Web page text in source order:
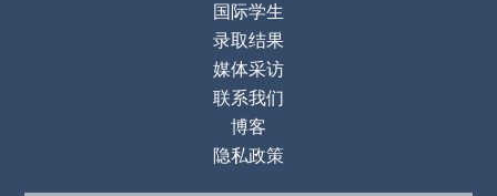
国际学生
录取结果
媒体采访
联系我们
博客
隐私政策